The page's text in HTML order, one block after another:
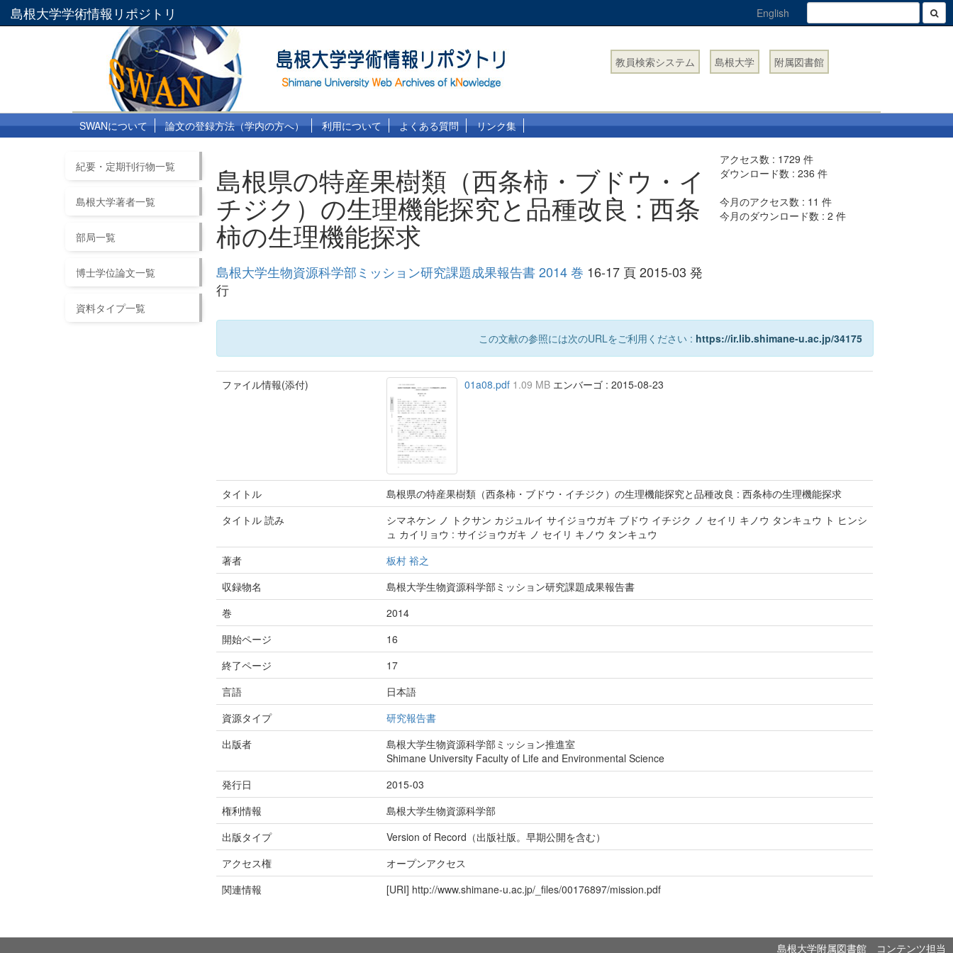
島根大学学術情報リポジトリ English
教員検索システム 島根大学 附属図書館
SWANについて 論文の登録方法（学内の方へ） 利用について よくある質問 リンク集
紀要・定期刊行物一覧
島根大学著者一覧
部局一覧
博士学位論文一覧
資料タイプ一覧
島根県の特産果樹類（西条柿・ブドウ・イ
チジク）の生理機能探究と品種改良 : 西条
柿の生理機能探求
島根大学生物資源科学部ミッション研究課題成果報告書 2014 巻 16-17 頁 2015-03 発
行
アクセス数 : 1729 件
ダウンロード数 :236 件
今月のアクセス数 : 11 件
今月のダウンロード数 :2 件
この文献の参照には次のURLをご利用ください : https://ir.lib.shimane-u.ac.jp/34175
ファイル情報(添付) 01a08.pdf 1.09 MB エンバーゴ : 2015-08-23
タイトル
島根県の特産果樹類（西条柿・ブドウ・イチジク）の生理機能探究と品種改良 : 西条柿の生理機能探求
タイトル 読み
シマネケン ノ トクサン カジュルイ サイジョウガキ ブドウ イチジク ノ セイリ キノウ タンキュウ ト ヒンシ
ュ カイリョウ : サイジョウガキ ノ セイリ キノウ タンキュウ
著者
板村 裕之
収録物名
島根大学生物資源科学部ミッション研究課題成果報告書
巻
2014
開始ページ
16
終了ページ
17
言語
日本語
資源タイプ
研究報告書
出版者
島根大学生物資源科学部ミッション推進室
Shimane University Faculty of Life and Environmental Science
発行日
2015-03
権利情報
島根大学生物資源科学部
出版タイプ
Version of Record（出版社版。早期公開を含む）
アクセス権
オープンアクセス
関連情報
[URI] http://www.shimane-u.ac.jp/_files/00176897/mission.pdf
島根大学附属図書館 コンテンツ担当